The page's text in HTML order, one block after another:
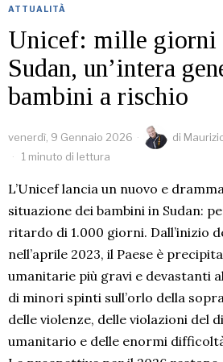
ATTUALITÀ
Unicef: mille giorni
Sudan, un’intera
bambini a rischio
venerdì, 9 Gennaio 2026 di
1 minuto di lettura
L’Unicef lancia un nuovo e
situazione dei bambini in Sudan:
ritardo di 1.000 giorni. Dall’inizio
nell’aprile 2023, il Paese è
umanitarie più gravi e devastanti
di minori spinti sull’orlo della
delle violenze, delle violazioni del
umanitario e delle enormi